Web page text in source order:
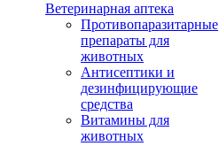
Ветеринарная аптека
Противопаразитарные
препараты для
животных
Антисептики и
дезинфицирующие
средства
Витамины для
животных